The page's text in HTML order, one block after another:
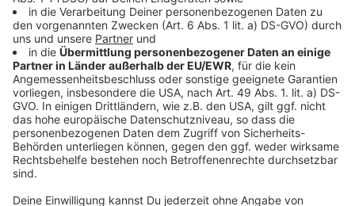
- schlanke Statur
- etwa 1,65 Meter groß
- dunkel gekleidet
- trug schwarze Handschuhe sowie eine schwarze-
neongrüne Maske
- sprach Deutsch ohne Akzent
Anzeige